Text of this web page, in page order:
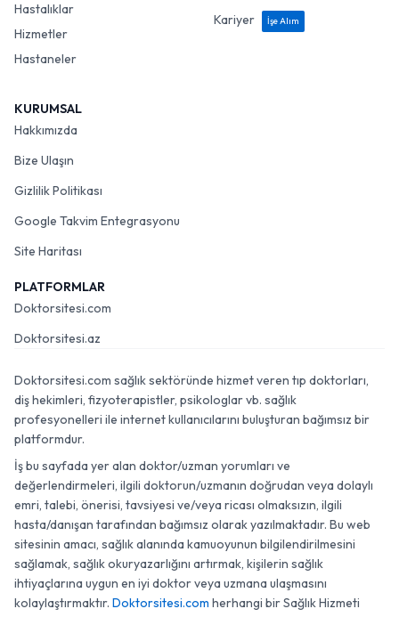
Hastalıklar
Hizmetler
Hastaneler
Kariyer
İşe Alım
KURUMSAL
Hakkımızda
Bize Ulaşın
Gizlilik Politikası
Google Takvim Entegrasyonu
Site Haritası
PLATFORMLAR
Doktorsitesi.com
Doktorsitesi.az
Doktorsitesi.com sağlık sektöründe hizmet veren tıp doktorları,
diş hekimleri, fizyoterapistler, psikologlar vb. sağlık
profesyonelleri ile internet kullanıcılarını buluşturan bağımsız bir
platformdur.
İş bu sayfada yer alan doktor/uzman yorumları ve
değerlendirmeleri, ilgili doktorun/uzmanın doğrudan veya dolaylı
emri, talebi, önerisi, tavsiyesi ve/veya ricası olmaksızın, ilgili
hasta/danışan tarafından bağımsız olarak yazılmaktadır. Bu web
sitesinin amacı, sağlık alanında kamuoyunun bilgilendirilmesini
sağlamak, sağlık okuryazarlığını artırmak, kişilerin sağlık
ihtiyaçlarına uygun en iyi doktor veya uzmana ulaşmasını
kolaylaştırmaktır. Doktorsitesi.com herhangi bir Sağlık Hizmeti